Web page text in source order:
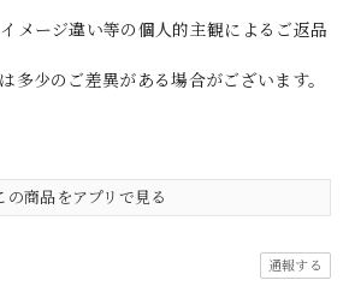
メージ違い等の個人的主観によるご返品
多少のご差異がある場合がございます。
の商品をアプリで見る
通報する